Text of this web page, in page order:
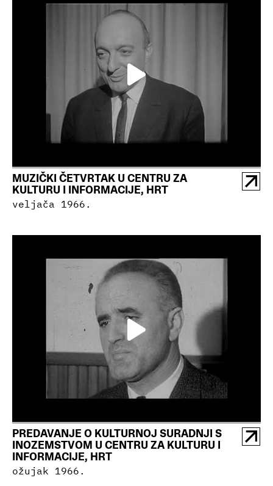
MUZIČKI ČETVRTAK U CENTRU ZA
KULTURU I INFORMACIJE, HRT
veljača 1966.
PREDAVANJE O KULTURNOJ SURADNJI S
INOZEMSTVOM U CENTRU ZA KULTURU I
INFORMACIJE, HRT
ožujak 1966.